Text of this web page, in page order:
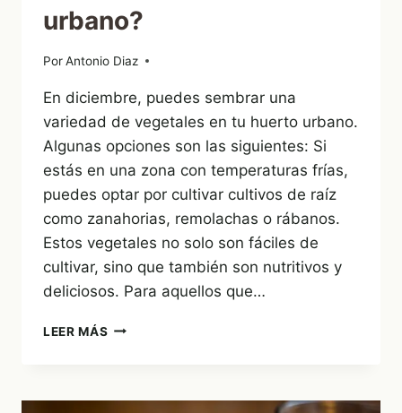
urbano?
PorAntonio Diaz
12/12/2022
En diciembre, puedes sembrar una
variedad de vegetales en tu huerto urbano.
Algunas opciones son las siguientes: Si
estás en una zona con temperaturas frías,
puedes optar por cultivar cultivos de raíz
como zanahorias, remolachas o rábanos.
Estos vegetales no solo son fáciles de
cultivar, sino que también son nutritivos y
deliciosos. Para aquellos que…
LEER MÁS ¿QUÉ
DICIEMBRE